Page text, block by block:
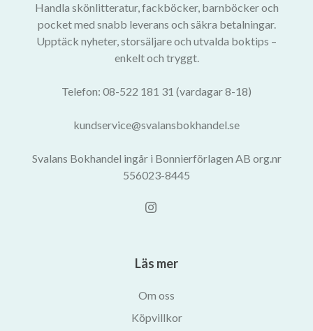
Handla skönlitteratur, fackböcker, barnböcker och
pocket med snabb leverans och säkra betalningar.
Upptäck nyheter, storsäljare och utvalda boktips –
enkelt och tryggt.
Telefon: 08-522 181 31 (vardagar 8-18)
kundservice@svalansbokhandel.se
Svalans Bokhandel ingår i Bonnierförlagen AB org.nr
556023-8445
Läs mer
Om oss
Köpvillkor